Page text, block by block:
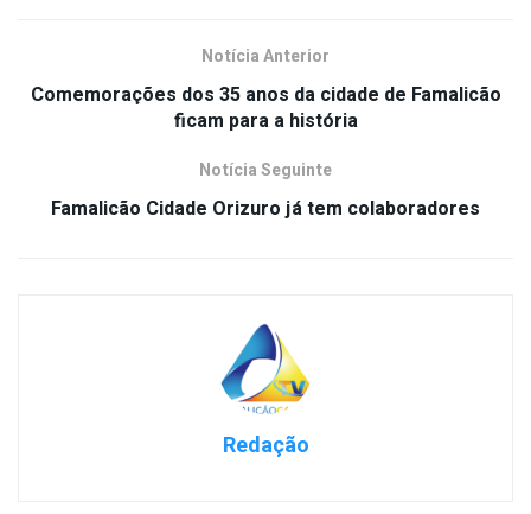
Notícia Anterior
Comemorações dos 35 anos da cidade de Famalicão
ficam para a história
Notícia Seguinte
Famalicão Cidade Orizuro já tem colaboradores
Redação